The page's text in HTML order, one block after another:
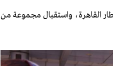
القاهرة، واستقبال مجموعة من